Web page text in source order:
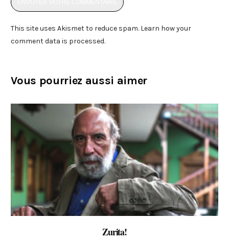
This site uses Akismet to reduce spam. Learn how your
comment data is processed.
Vous pourriez aussi aimer
Zurita!